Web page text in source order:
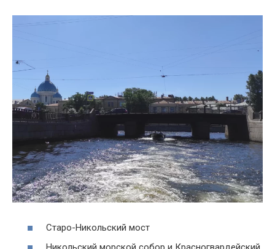
Старо-Никольский мост